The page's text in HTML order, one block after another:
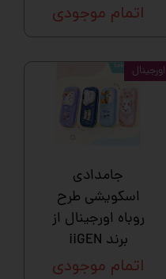
اتمام موجودی
جامدادی
اسکویشی طرح
روباه اورجینال از
برند iiGEN
اتمام موجودی
اورجینال